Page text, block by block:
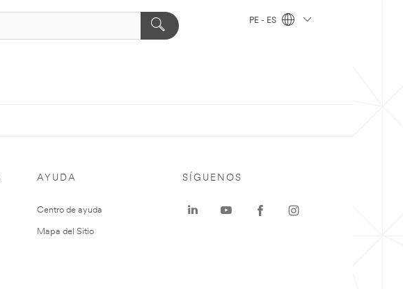
PE - ES
AYUDA
Centro de ayuda
Mapa del Sitio
SÍGUENOS